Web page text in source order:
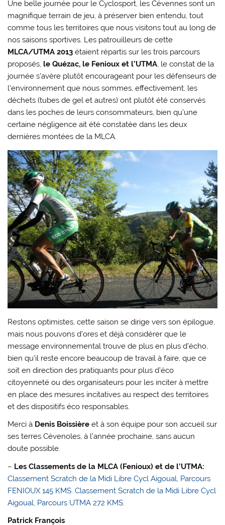
Une belle journée pour le Cyclosport, les Cévennes sont un
magnifique terrain de jeu, à préserver bien entendu, tout
comme tous les territoires que nous visitons tout au long de
nos saisons sportives. Les patrouilleurs de cette
MLCA/UTMA 2013 étaient répartis sur les trois parcours
proposés, le Quézac, le Fenioux et l’UTMA, le constat de la
journée s’avère plutôt encourageant pour les défenseurs de
l’environnement que nous sommes, effectivement, les
déchets (tubes de gel et autres) ont plutôt été conservés
dans les poches de leurs consommateurs, bien qu’une
certaine négligence ait été constatée dans les deux
dernières montées de la MLCA.
Restons optimistes, cette saison se dirige vers son épilogue,
mais nous pouvons d’ores et déjà considérer que le
message environnemental trouve de plus en plus d’écho,
bien qu’il reste encore beaucoup de travail à faire, que ce
soit en direction des pratiquants pour plus d’éco
citoyenneté ou des organisateurs pour les inciter à mettre
en place des mesures incitatives au respect des territoires
et des dispositifs éco responsables.
Merci à Denis Boissière et à son équipe pour son accueil sur
ses terres Cévenoles, à l’année prochaine, sans aucun
doute possible.
– Les Classements de la MLCA (Fenioux) et de l’UTMA:
Classement Scratch de la Midi Libre Cycl Aigoual, Parcours
FENIOUX 145 KMS. Classement Scratch de la Midi Libre Cycl
Aigoual, Parcours UTMA 272 KMS.
Patrick François